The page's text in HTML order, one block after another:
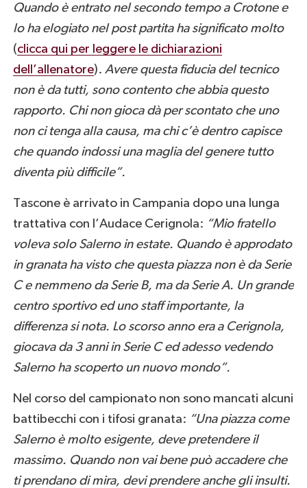
Quando è entrato nel secondo tempo a Crotone e
lo ha elogiato nel post partita ha significato molto
(clicca qui per leggere le dichiarazioni
dell’allenatore). Avere questa fiducia del tecnico
non è da tutti, sono contento che abbia questo
rapporto. Chi non gioca dà per scontato che uno
non ci tenga alla causa, ma chi c’è dentro capisce
che quando indossi una maglia del genere tutto
diventa più difficile”.
Tascone è arrivato in Campania dopo una lunga
trattativa con l’Audace Cerignola: “Mio fratello
voleva solo Salerno in estate. Quando è approdato
in granata ha visto che questa piazza non è da Serie
C e nemmeno da Serie B, ma da Serie A. Un grande
centro sportivo ed uno staff importante, la
differenza si nota. Lo scorso anno era a Cerignola,
giocava da 3 anni in Serie C ed adesso vedendo
Salerno ha scoperto un nuovo mondo”.
Nel corso del campionato non sono mancati alcuni
battibecchi con i tifosi granata: “Una piazza come
Salerno è molto esigente, deve pretendere il
massimo. Quando non vai bene può accadere che
ti prendano di mira, devi prendere anche gli insulti.